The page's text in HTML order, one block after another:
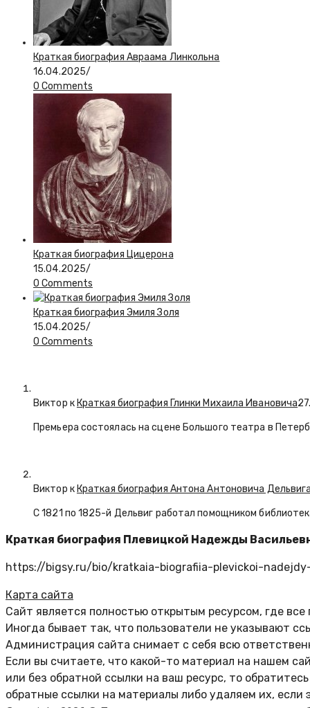
Краткая биография Авраама Линкольна
16.04.2025/
0 Comments
Краткая биография Цицерона
15.04.2025/
0 Comments
Краткая биография Эмиля Золя
15.04.2025/
0 Comments
Виктор к Краткая биография Глинки Михаила Ивановича
Премьера состоялась на сцене Большого театра в
Виктор к Краткая биография Антона Антоновича
С 1821 по 1825-й Дельвиг работал помощником
Краткая биография Плевицкой Надежды
https://bigsy.ru/bio/kratkaia-biografiia-plevickoi-
Карта сайта
Сайт является полностью открытым ресурсом, где
Иногда бывает так, что пользователи не указывают
Администрация сайта снимает с себя всю
Если вы считаете, что какой-то материал на нашем
или без обратной ссылки на ваш ресурс, то
обратные ссылки на материалы либо удаляем их, если